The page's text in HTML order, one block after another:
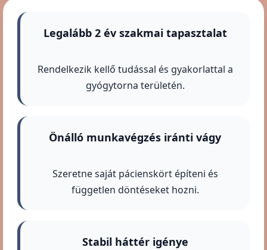
Legalább 2 év szakmai tapasztalat
Rendelkezik kellő tudással és gyakorlattal a
gyógytorna területén.
Önálló munkavégzés iránti vágy
Szeretne saját pácienskört építeni és
független döntéseket hozni.
Stabil háttér igénye